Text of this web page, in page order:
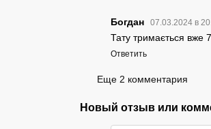
Богдан 07.03.2024 в
Тату тримається вже
Ответить
Еще 2 комментария
Новый отзыв или